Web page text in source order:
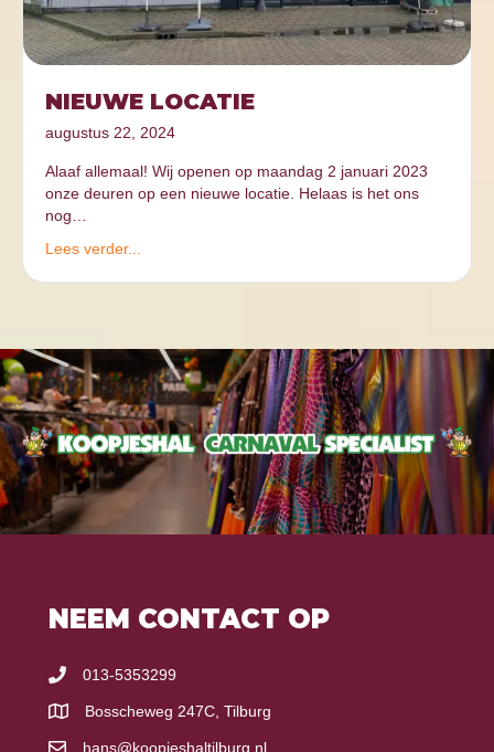
NIEUWE LOCATIE
augustus 22, 2024
Alaaf allemaal! Wij openen op maandag 2 januari 2023
onze deuren op een nieuwe locatie. Helaas is het ons
nog…
Lees verder...
NEEM CONTACT OP
013-5353299
Bosscheweg 247C, Tilburg
hans@koopjeshaltilburg.nl